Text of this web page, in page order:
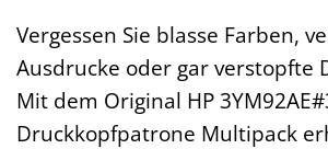
Vergessen Sie blasse Farben,
Ausdrucke oder gar verstopfte
Mit dem Original HP
Druckkopfpatrone Multipack